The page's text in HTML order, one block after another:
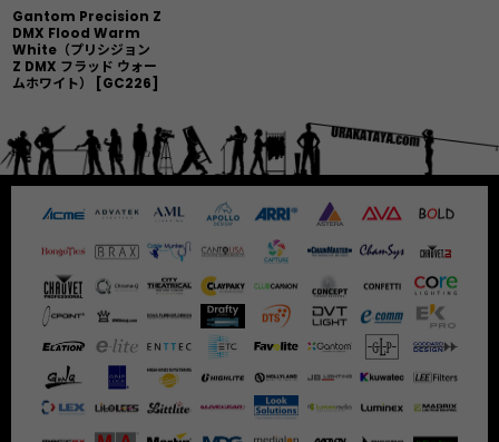
Gantom Precision Z
DMX Flood Warm
White（プリシジョン
Z DMX フラッド ウォー
ムホワイト）
[GC226]